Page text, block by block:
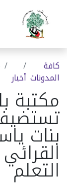
كافة
المدونات أخبار
مكتبة
بنات
التعلم